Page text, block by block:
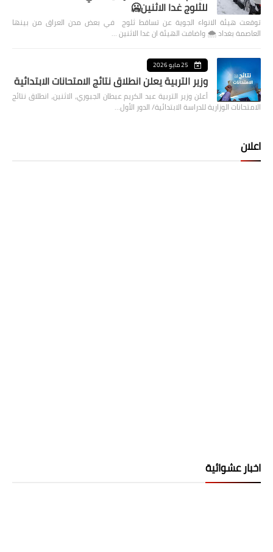
للثلوج غدا الاثنين🥶
توقعت هيئة الانواء الجوية عن تساقط ثلوج في بعض مدن العراق من بينها
العاصمة بغداد ⁦🌨️⁩ واضافت الهيئة ان غدا الاثنين …
25 مايو 2026
وزير التربية يعلن انطلاق نتائج الامتحانات الابتدائية
أعلن وزير التربية عبد الكريم عبطان الجبوري، الاثنين، انطلاق نتائج
الامتحانات الوزارية للدراسة الابتدائية/ الدور الأول…
اعلان
اخبار عشوائية